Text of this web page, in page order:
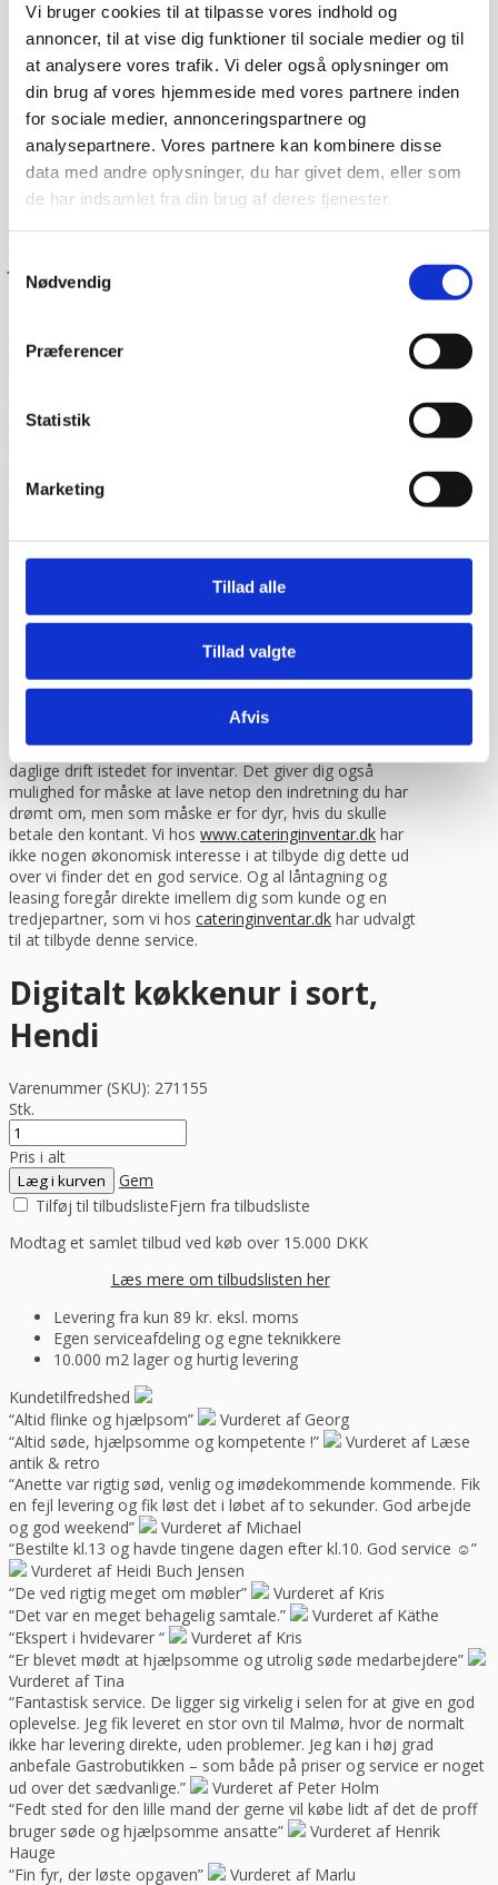
Vi bruger cookies til at tilpasse vores indhold og
annoncer, til at vise dig funktioner til sociale medier og til
at analysere vores trafik. Vi deler også oplysninger om
din brug af vores hjemmeside med vores partnere inden
for sociale medier, annonceringspartnere og
analysepartnere. Vores partnere kan kombinere disse
data med andre oplysninger, du har givet dem, eller som
de har indsamlet fra din brug af deres tjenester.
Nødvendig
Præferencer
Statistik
Marketing
Tillad alle
Tillad valgte
Afvis
Dag-til-dag levering
første hverdag efter din bestilling, såfremt du har bestilt
inden klokken 13.30.
vælge at hente varen selv på vores lager i Ikast eller du
kan få varen sendt med Danske fragtmænd eller GLS.
tjekke varen på pallen for eventuelle skader før du skriver
under for modtagelsen. Du kan eventuelt bede om at få
på varen og som du mener skyldes transporten. Derefter
uden forbehold eller uden at tjekke det først, så er det
desværre dit ansvar som kunde og vi kan ikke gøre noget,
da vi ikke kan kræve erstatning fra fragtmanden.
Finansiering via lån / leasing
hos os.Læs mere eller beregn din mdr.
Finansiering giver dig frihed til at bruge dine penge på den
daglige drift istedet for inventar. Det giver dig også
mulighed for måske at lave netop den indretning du har
drømt om, men som måske er for dyr, hvis du skulle
betale den kontant. Vi hos www.cateringinventar.dk har
ikke nogen økonomisk interesse i at tilbyde dig dette ud
over vi finder det en god service. Og al låntagning og
leasing foregår direkte imellem dig som kunde og en
tredjepartner, som vi hos cateringinventar.dk har udvalgt
til at tilbyde denne service.
Digitalt køkkenur i sort,
Hendi
Varenummer (SKU): 271155
Stk.
Pris i alt
Læg i kurven
Gem
Tilføj til tilbudslisteFjern fra tilbudsliste
Modtag et samlet tilbud ved køb over 15.000 DKK
Læs mere om tilbudslisten her
Levering fra kun 89 kr. eksl. moms
Egen serviceafdeling og egne teknikkere
10.000 m2 lager og hurtig levering
Kundetilfredshed
“Altid flinke og hjælpsom”
Vurderet af Georg
“Altid søde, hjælpsomme og kompetente !”
Vurderet af Læse
antik & retro
“Anette var rigtig sød, venlig og imødekommende kommende. Fik
en fejl levering og fik løst det i løbet af to sekunder. God arbejde
og god weekend”
Vurderet af Michael
“Bestilte kl.13 og havde tingene dagen efter kl.10. God service ☺”
Vurderet af Heidi Buch Jensen
“De ved rigtig meget om møbler”
Vurderet af Kris
“Det var en meget behagelig samtale.”
Vurderet af Käthe
“Ekspert i hvidevarer “
Vurderet af Kris
“Er blevet mødt at hjælpsomme og utrolig søde medarbejdere”
Vurderet af Tina
“Fantastisk service. De ligger sig virkelig i selen for at give en god
oplevelse. Jeg fik leveret en stor ovn til Malmø, hvor de normalt
ikke har levering direkte, uden problemer. Jeg kan i høj grad
anbefale Gastrobutikken – som både på priser og service er noget
ud over det sædvanlige.”
Vurderet af Peter Holm
“Fedt sted for den lille mand der gerne vil købe lidt af det de proff
bruger søde og hjælpsomme ansatte”
Vurderet af Henrik
Hauge
“Fin fyr, der løste opgaven”
Vurderet af Marlu